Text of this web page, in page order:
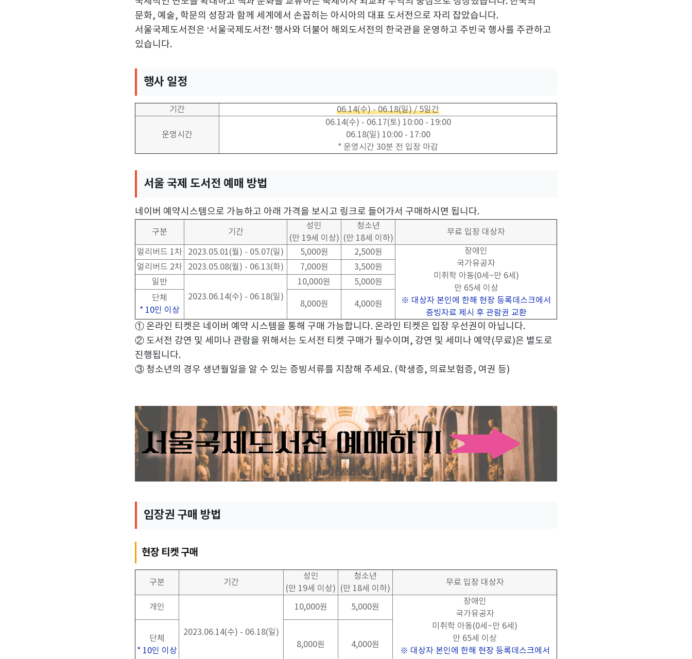
문화, 예술, 학문의 성장과 함께 세계에서 손꼽히는 아시아의 대표 도서전으로 자리 잡았습니다.
서울국제도서전은 ‘서울국제도서전’ 행사와 더불어 해외도서전의 한국관을 운영하고 주빈국 행사를 주관하고
있습니다.
행사 일정
기간 06.14(수) - 06.18(일) / 5일간
운영시간
06.14(수) - 06.17(토) 10:00 - 19:00
06.18(일) 10:00 - 17:00
* 운영시간 30분 전 입장 마감
서울 국제 도서전 예매 방법
네이버 예약시스템으로 가능하고 아래 가격을 보시고 링크로 들어가서 구매하시면 됩니다.
구분 기간
성인
(만 19세 이상)
청소년
(만 18세 이하)
무료 입장 대상자
얼리버드 1차 2023.05.01(월) - 05.07(일) 5,000원 2,500원
장애인
국가유공자
미취학 아동(0세 ~만 6세 )
만 65세 이상
※ 대상자 본인에 한해 현장 등록데스크에서
증빙자료 제시 후 관람권 교환
얼리버드 2차 2023.05.08(월) - 06.13(화) 7,000원 3,500원
일반
2023.06.14(수) - 06.18(일)
10,000원 5,000원
단체
* 10인 이상
8,000원 4,000원
① 온라인 티켓은 네이버 예약 시스템을 통해 구매 가능합니다. 온라인 티켓은 입장 우선권이 아닙니다.
② 도서전 강연 및 세미나 관람을 위해서는 도서전 티켓 구매가 필수이며 , 강연 및 세미나 예약(무료)은 별도로
진행됩니다.
③ 청소년의 경우 생년월일을 알 수 있는 증빙서류를 지참해 주세요. (학생증, 의료보험증, 여권 등)
입장권 구매 방법
현장 티켓 구매
구분 기간
성인
(만 19세 이상)
청소년
(만 18세 이하)
무료 입장 대상자
개인
2023.06.14(수) - 06.18(일)
10,000원 5,000원
장애인
국가유공자
미취학 아동(0세 ~만 6세 )
만 65세 이상
※ 대상자 본인에 한해 현장 등록데스크에서
단체
* 10인 이상
8,000원 4,000원